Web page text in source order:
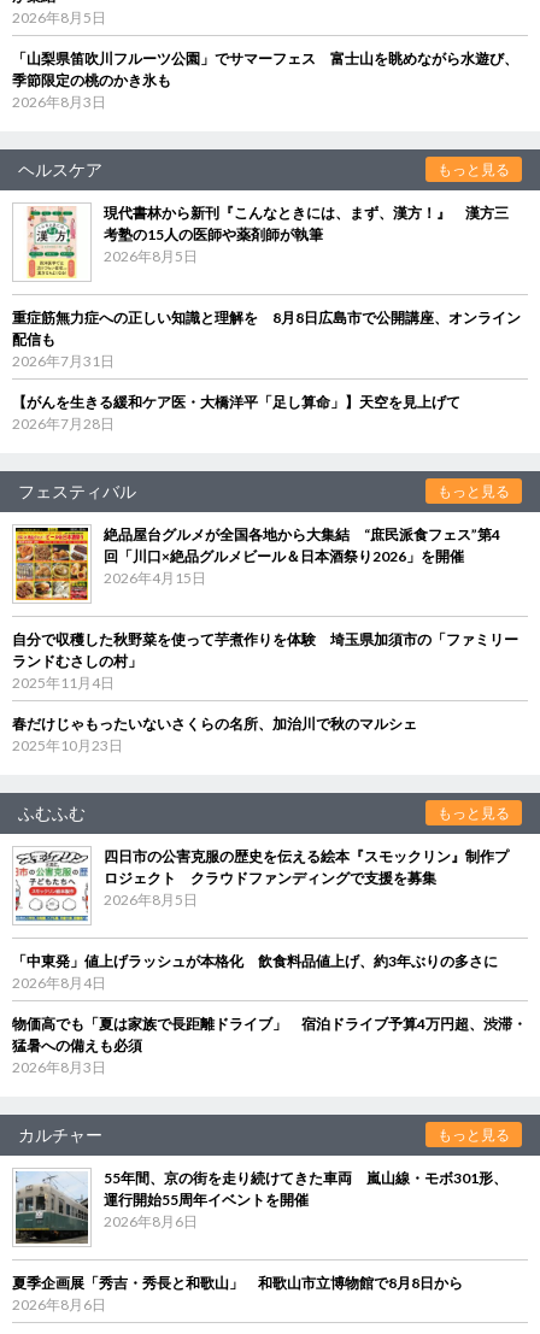
2026年8月5日
「山梨県笛吹川フルーツ公園」でサマーフェス 富士山を眺めながら水遊び、
季節限定の桃のかき氷も
2026年8月3日
ヘルスケア もっと見る
現代書林から新刊『こんなときには、まず、漢方！』 漢方三
考塾の15人の医師や薬剤師が執筆
2026年8月5日
重症筋無力症への正しい知識と理解を 8月8日広島市で公開講座、オンライン
配信も
2026年7月31日
【がんを生きる緩和ケア医・大橋洋平「足し算命」】天空を見上げて
2026年7月28日
フェスティバル もっと見る
絶品屋台グルメが全国各地から大集結 “庶民派食フェス”第4
回「川口×絶品グルメビール＆日本酒祭り2026」を開催
2026年4月15日
自分で収穫した秋野菜を使って芋煮作りを体験 埼玉県加須市の「ファミリー
ランドむさしの村」
2025年11月4日
春だけじゃもったいないさくらの名所、加治川で秋のマルシェ
2025年10月23日
ふむふむ もっと見る
四日市の公害克服の歴史を伝える絵本『スモックリン』制作プ
ロジェクト クラウドファンディングで支援を募集
2026年8月5日
「中東発」値上げラッシュが本格化 飲食料品値上げ、約3年ぶりの多さに
2026年8月4日
物価高でも「夏は家族で長距離ドライブ」 宿泊ドライブ予算4万円超、渋滞・
猛暑への備えも必須
2026年8月3日
カルチャー もっと見る
55年間、京の街を走り続けてきた車両 嵐山線・モボ301形、
運行開始55周年イベントを開催
2026年8月6日
夏季企画展「秀吉・秀長と和歌山」 和歌山市立博物館で8月8日から
2026年8月6日